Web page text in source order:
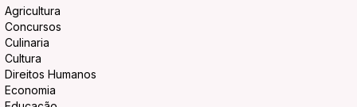
Agricultura
Concursos
Culinaria
Cultura
Direitos Humanos
Economia